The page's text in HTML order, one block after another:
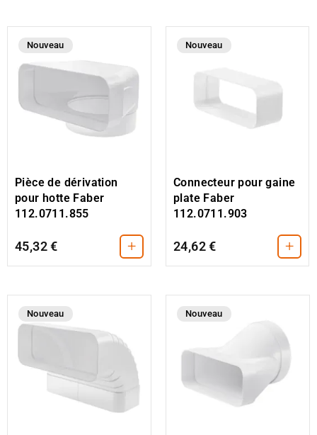
Nouveau
Pièce de dérivation
pour hotte Faber
112.0711.855
45,32 € +
Nouveau
Connecteur pour gaine
plate Faber
112.0711.903
24,62 € +
Nouveau Nouveau